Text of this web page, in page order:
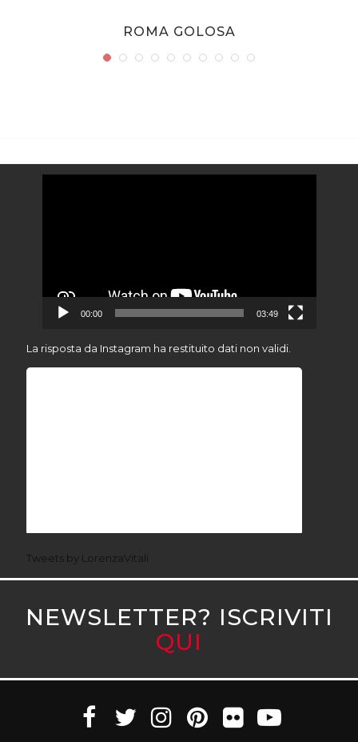
ROMA GOLOSA
00:00 03:49
La risposta da Instagram ha restituito dati non validi.
Tweets by LorenzaVitali
NEWSLETTER? ISCRIVITI
QUI